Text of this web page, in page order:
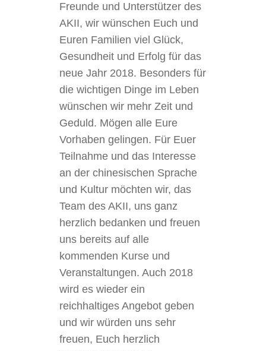
Freunde und Unterstützer des
AKII, wir wünschen Euch und
Euren Familien viel Glück,
Gesundheit und Erfolg für das
neue Jahr 2018. Besonders für
die wichtigen Dinge im Leben
wünschen wir mehr Zeit und
Geduld. Mögen alle Eure
Vorhaben gelingen. Für Euer
Teilnahme und das Interesse
an der chinesischen Sprache
und Kultur möchten wir, das
Team des AKII, uns ganz
herzlich bedanken und freuen
uns bereits auf alle
kommenden Kurse und
Veranstaltungen. Auch 2018
wird es wieder ein
reichhaltiges Angebot geben
und wir würden uns sehr
freuen, Euch herzlich